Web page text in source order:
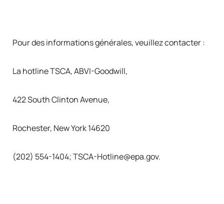
Pour des informations générales, veuillez contacter :
La hotline TSCA, ABVI-Goodwill,
422 South Clinton Avenue,
Rochester, New York 14620
(202) 554-1404;TSCA-Hotline@epa.gov.